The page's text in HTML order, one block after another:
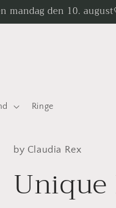
mandag den 10.
Ringe
by Claudia Rex
Unique